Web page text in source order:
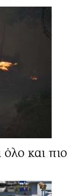
όλο και πιο